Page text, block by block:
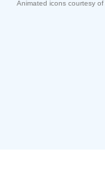
Animated icons courtesy of